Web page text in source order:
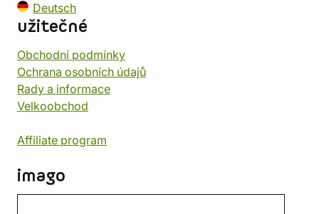
Deutsch
užitečné
Obchodní podmínky
Ochrana osobních údajů
Rady a informace
Velkoobchod
Affiliate program
imago